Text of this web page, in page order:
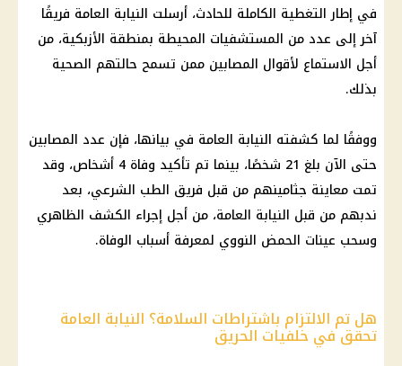
في إطار التغطية الكاملة للحادث، أرسلت النيابة العامة فريقًا
آخر إلى عدد من المستشفيات المحيطة بمنطقة الأزبكية، من
أجل الاستماع لأقوال المصابين ممن تسمح حالتهم الصحية
بذلك.
ووفقًا لما كشفته النيابة العامة في بيانها، فإن عدد المصابين
حتى الآن بلغ 21 شخصًا، بينما تم تأكيد وفاة 4 أشخاص، وقد
تمت معاينة جثامينهم من قبل فريق الطب الشرعي، بعد
ندبهم من قبل النيابة العامة، من أجل إجراء الكشف الظاهري
وسحب عينات الحمض النووي لمعرفة أسباب الوفاة.
هل تم الالتزام باشتراطات السلامة؟ النيابة العامة
تحقق في خلفيات الحريق